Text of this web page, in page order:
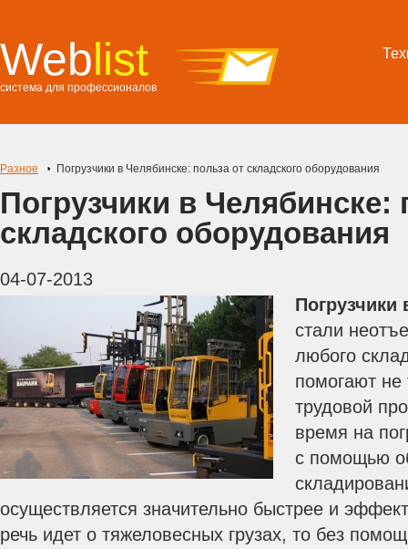
Weblist
система для профессионалов
Разное Погрузчики в Челябинске: польза от складского оборудования
Погрузчики в Челябинске:
складского оборудования
04-07-2013
Погрузчики
стали
любого
помогают не
трудовой
время на
с помощью
осуществляется значительно быстрее и
речь идет о тяжеловесных грузах, то без